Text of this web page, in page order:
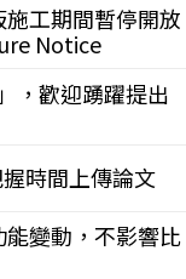
施工期間暫停開放
Notice
，歡迎踴躍提出
時間上傳論文
變動，不影響比